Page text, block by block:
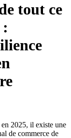
tout ce
2025, il existe une
de commerce de